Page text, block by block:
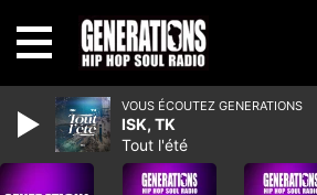
VOUS ÉCOUTEZ GENERATIONS
ISK, TK
Tout l'été